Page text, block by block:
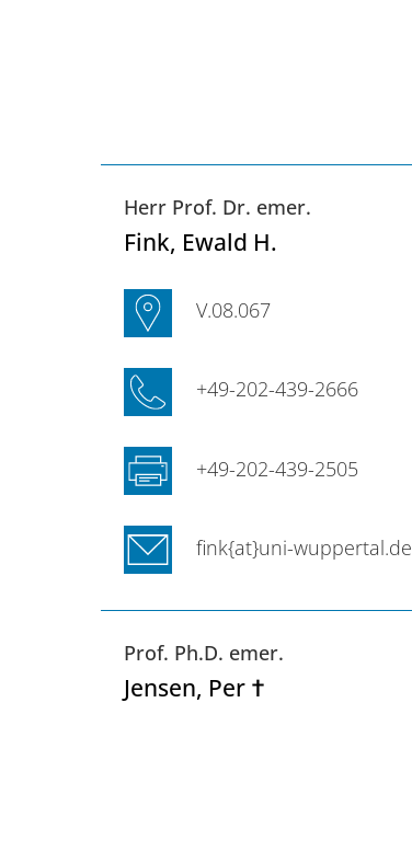
Herr Prof. Dr. emer.
Fink, Ewald H.
V.08.067
+49-202-439-2666
+49-202-439-2505
fink{at}uni-wuppertal.de
Prof. Ph.D. emer.
Jensen, Per †